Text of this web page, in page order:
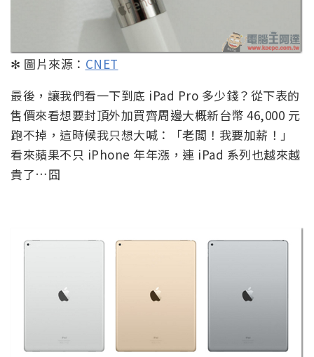
✻ 圖片來源： CNET
最後，讓我們看一下到底 iPad Pro 多少錢？從下表的
售價來看想要封頂外加買齊周邊大概新台幣 46,000 元
跑不掉，這時候我只想大喊：「老闆！我要加薪！」
看來蘋果不只 iPhone 年年漲，連 iPad 系列也越來越
貴了…囧